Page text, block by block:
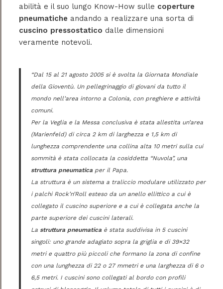
abilità e il suo lungo Know-How sulle coperture
pneumatiche andando a realizzare una sorta di
cuscino pressostatico dalle dimensioni
veramente notevoli.
“Dal 15 al 21 agosto 2005 si è svolta la Giornata Mondiale
della Gioventù. Un pellegrinaggio di giovani da tutto il
mondo nell’area intorno a Colonia, con preghiere e attività
comuni.
Per la Veglia e la Messa conclusiva è stata allestita un’area
(Marienfeld) di circa 2 km di larghezza e 1,5 km di
lunghezza comprendente una collina alta 10 metri sulla cui
sommità è stata collocata la cosiddetta “Nuvola”, una
struttura pneumatica per il Papa.
La struttura è un sistema a traliccio modulare utilizzato per
i palchi Rock’n’Roll esteso da un anello ellittico a cui è
collegato il cuscino superiore e a cui è collegata anche la
parte superiore dei cuscini laterali.
La struttura pneumatica è stata suddivisa in 5 cuscini
singoli: uno grande adagiato sopra la griglia e di 39×32
metri e quattro più piccoli che formano la zona di confine
con una lunghezza di 22 o 27 mmetri e una larghezza di 6 o
6,5 metri. I cuscini sono collegati al bordo con profili